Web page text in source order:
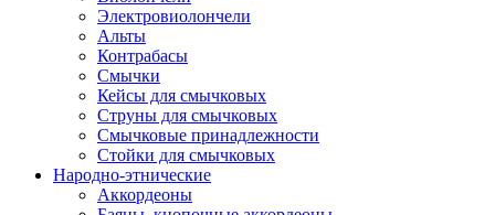
Электровиолончели
Альты
Контрабасы
Смычки
Кейсы для смычковых
Струны для смычковых
Смычковые принадлежности
Стойки для смычковых
Народно-этнические
Аккордеоны